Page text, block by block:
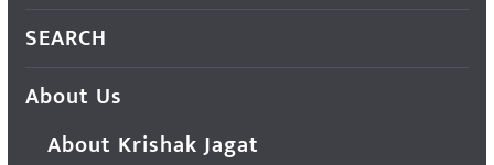
SEARCH
About Us
About Krishak Jagat